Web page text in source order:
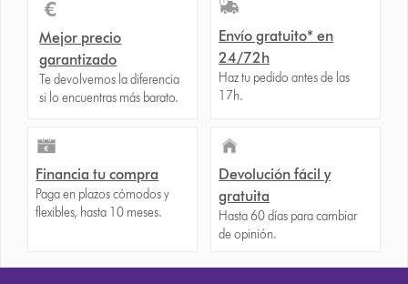
Mejor precio
garantizado
Te devolvemos la diferencia
si lo encuentras más barato.
Envío gratuito* en
24/72h
Haz tu pedido antes de las
17h.
Financia tu compra
Paga en plazos cómodos y
flexibles, hasta 10 meses.
Devolución fácil y
gratuita
Hasta 60 días para cambiar
de opinión.